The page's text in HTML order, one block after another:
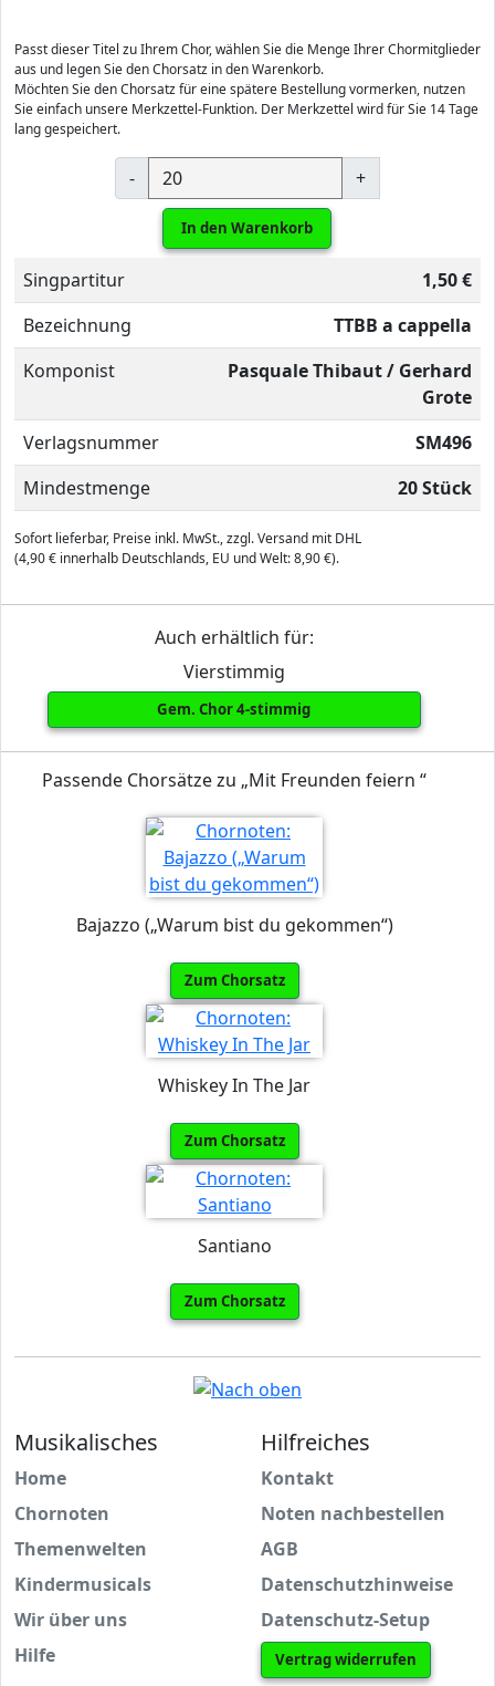
Passt dieser Titel zu Ihrem Chor, wählen Sie die Menge Ihrer Chormitglieder
aus und legen Sie den Chorsatz in den Warenkorb.
Möchten Sie den Chorsatz für eine spätere Bestellung vormerken, nutzen
Sie einfach unsere Merkzettel-Funktion. Der Merkzettel wird für Sie 14 Tage
lang gespeichert.
- +
In den Warenkorb
Singpartitur
1,50 €
Bezeichnung
TTBB a cappella
Komponist
Pasquale Thibaut / Gerhard
Grote
Verlagsnummer
SM496
Mindestmenge
20 Stück
Sofort lieferbar, Preise inkl. MwSt., zzgl. Versand mit DHL
(4,90 € innerhalb Deutschlands, EU und Welt: 8,90 €).
Auch erhältlich für:
Vierstimmig
Gem. Chor 4-stimmig
Passende Chorsätze zu „Mit Freunden feiern “
Bajazzo („Warum bist du gekommen“)
Zum Chorsatz
Whiskey In The Jar
Zum Chorsatz
Santiano
Zum Chorsatz
Musikalisches
Home
Chornoten
Themenwelten
Kindermusicals
Wir über uns
Hilfe
Hilfreiches
Kontakt
Noten nachbestellen
AGB
Datenschutzhinweise
Datenschutz-Setup
Vertrag widerrufen